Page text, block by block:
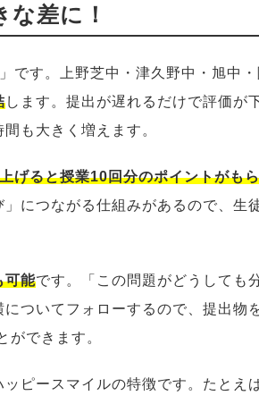
差に！
です。上野芝中・津久野中・旭中・
します。提出が遅れるだけで評価が
も大きく増えます。
げると授業10回分のポイントがも
につながる仕組みがあるので、生
可能です。「この問題がどうしても
ついてフォローするので、提出物
ができます。
ッピースマイルの特徴です。たとえ